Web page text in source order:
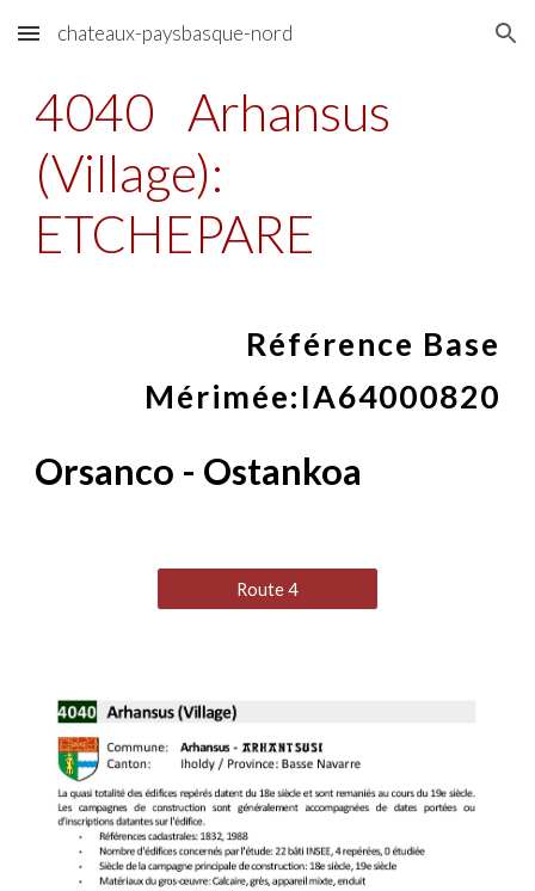
Skip to main content Skip to navigation
chateaux-paysbasque-nord
4040 Arhansus
(Village):
ETCHEPARE
Référence Base
Mérimée:IA64000820
Orsanco - Ostankoa
Route 4